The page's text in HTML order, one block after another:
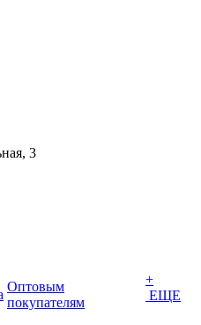
3
Оптовым
покупателям
+
ЕЩЕ